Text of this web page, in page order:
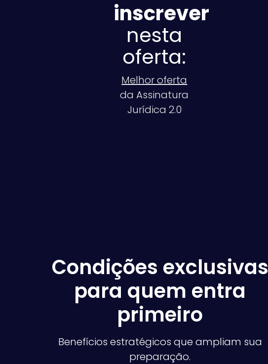
inscrever
nesta
oferta:
Melhor oferta
da Assinatura
Jurídica 2.0
Condições exclusivas
para quem entra
primeiro
Benefícios estratégicos que ampliam sua
preparação.